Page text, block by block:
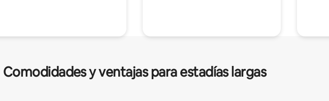
Comodidades y ventajas para estadías largas